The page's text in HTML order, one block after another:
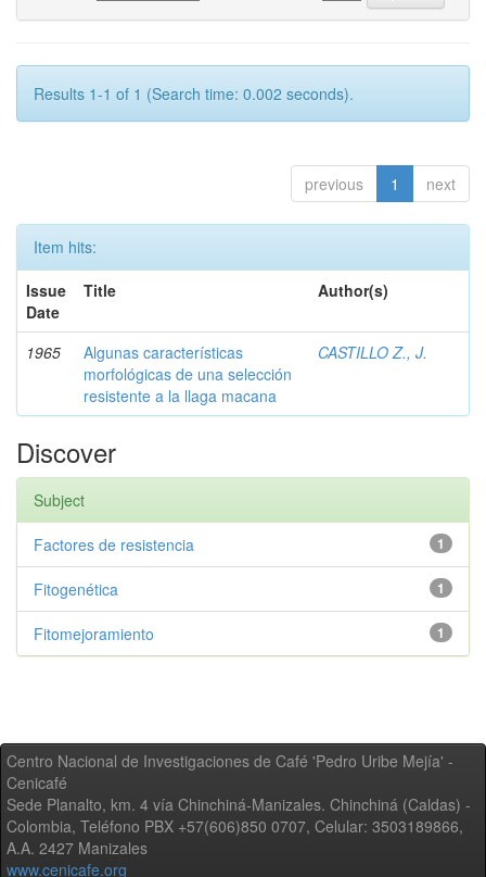
Results 1-1 of 1 (Search time: 0.002 seconds).
previous 1 next
Item hits:
Issue
Date
Title Author(s)
1965
Algunas características
morfológicas de una selección
resistente a la llaga macana
CASTILLO Z., J.
Discover
Subject
1
Factores de resistencia
1
Fitogenética
1
Fitomejoramiento
Centro Nacional de Investigaciones de Café 'Pedro Uribe Mejía' -
Cenicafé
Sede Planalto, km. 4 vía Chinchiná-Manizales. Chinchiná (Caldas) -
Colombia, Teléfono PBX +57(606)850 0707, Celular: 3503189866,
A.A. 2427 Manizales
www.cenicafe.org